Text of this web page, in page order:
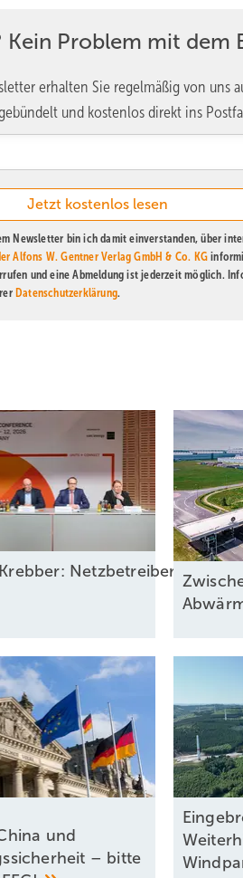
Kein Problem mit dem
erhalten Sie regelmäßig von uns
und kostenlos direkt ins
Newsletter bin ich damit einverstanden, über
Alfons W. Gentner Verlag GmbH & Co. KG
und eine Abmeldung ist jederzeit möglich.
Datenschutzerklärung.
Netzbetreiber
und
– bitte